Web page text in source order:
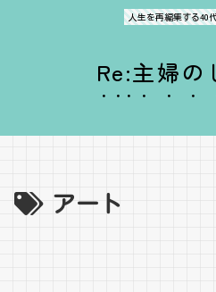
人生を再編集する40
Re:主婦の
アート